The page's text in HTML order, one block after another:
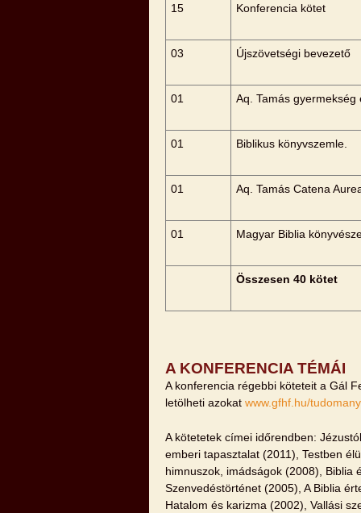
15 Konferencia kötet
03 Újszövetségi bevezető
01 Aq. Tamás
01 Biblikus könyvszemle.
01 Aq. Tamás Catena
01 Magyar Biblia
Összesen 40 kötet
A KONFERENCIA TÉMÁI
A konferencia régebbi köteteit a Gál
letölheti azokat www.gfhf.hu/
A kötetetek címei időrendben:
emberi tapasztalat (2011), Testben
himnuszok, imádságok (2008), Biblia
Szenvedéstörténet (2005), A Biblia
Hatalom és karizma (2002), Vallási